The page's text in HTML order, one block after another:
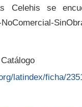
Celehis se
latindex/ficha/